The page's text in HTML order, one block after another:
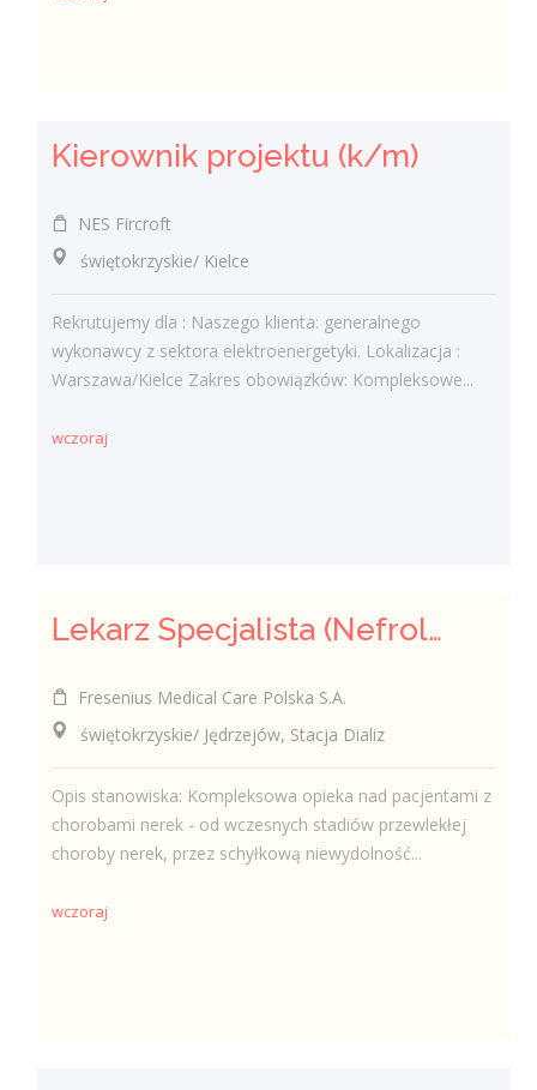
Kierownik projektu (k/m)
NES Fircroft
świętokrzyskie/ Kielce
Rekrutujemy dla : Naszego klienta: generalnego
wykonawcy z sektora elektroenergetyki. Lokalizacja :
Warszawa/Kielce Zakres obowiązków: Kompleksowe...
wczoraj
Lekarz Specjalista (Nefrolog / Internista) (K/M/N)
Fresenius Medical Care Polska S.A.
świętokrzyskie/ Jędrzejów, Stacja Dializ
Opis stanowiska: Kompleksowa opieka nad pacjentami z
chorobami nerek - od wczesnych stadiów przewlekłej
choroby nerek, przez schyłkową niewydolność...
wczoraj